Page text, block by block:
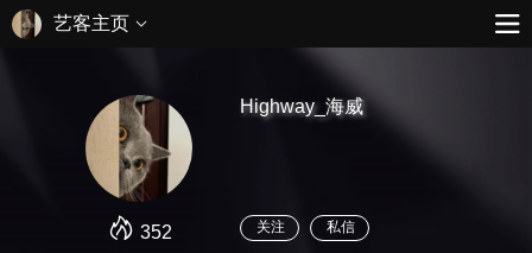
艺客主页
352
Highway_海威
关注 私信